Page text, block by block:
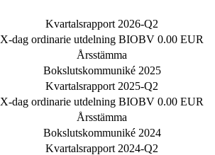
Kvartalsrapport 2026-Q2
X-dag ordinarie utdelning BIOBV 0.00 EUR
Årsstämma
Bokslutskommuniké 2025
Kvartalsrapport 2025-Q2
X-dag ordinarie utdelning BIOBV 0.00 EUR
Årsstämma
Bokslutskommuniké 2024
Kvartalsrapport 2024-Q2